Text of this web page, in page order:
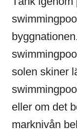
solen skiner
eller om det
marknivån